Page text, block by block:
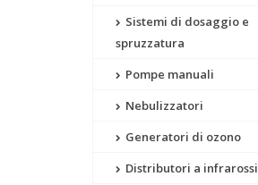
Sistemi di dosaggio e
spruzzatura
Pompe manuali
Nebulizzatori
Generatori di ozono
Distributori a infrarossi